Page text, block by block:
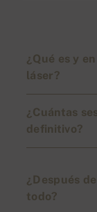
¿Qué es y
láser?
¿Cuántas
definitivo?
¿Después
todo?